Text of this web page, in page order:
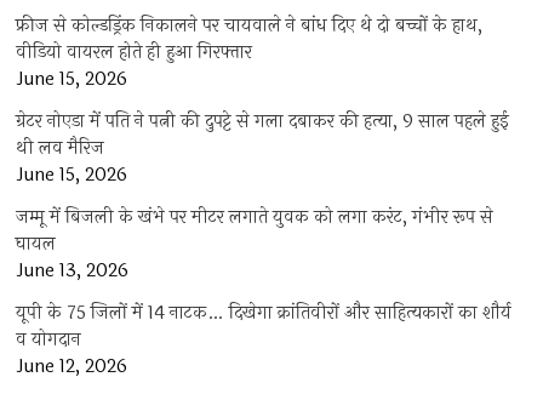
फ्रीज से कोल्डड्रिंक निकालने पर चायवाले ने बांध दिए थे दो बच्चों के हाथ,
वीडियो वायरल होते ही हुआ गिरफ्तार
June 15, 2026
ग्रेटर नोएडा में पति ने पत्नी की दुपट्टे से गला दबाकर की हत्या, 9 साल पहले हुई
थी लव मैरिज
June 15, 2026
जम्मू में बिजली के खंभे पर मीटर लगाते युवक को लगा करंट, गंभीर रूप से
घायल
June 13, 2026
यूपी के 75 जिलों में 14 नाटक… दिखेगा क्रांतिवीरों और साहित्यकारों का शौर्य
व योगदान
June 12, 2026